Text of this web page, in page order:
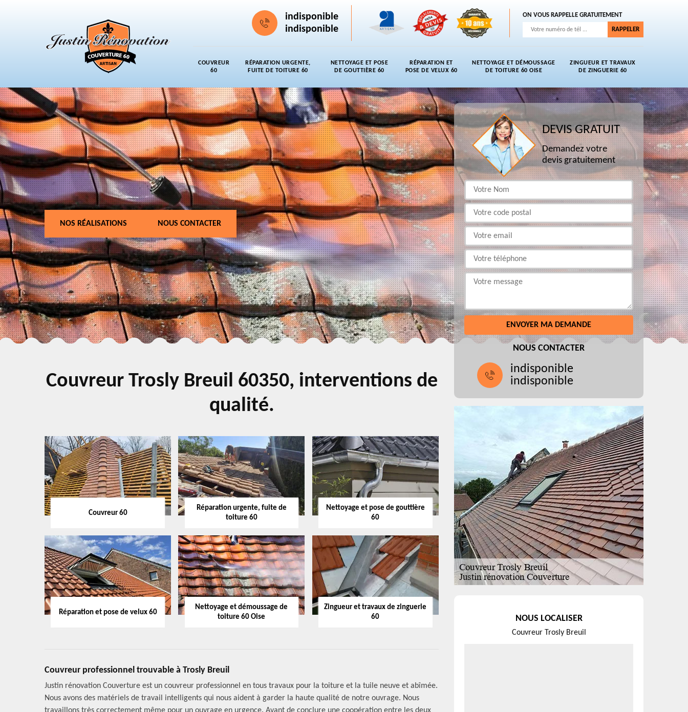
indisponible
indisponible
ON VOUS RAPPELLE GRATUITEMENT
COUVREUR
60
RÉPARATION URGENTE,
FUITE DE TOITURE 60
NETTOYAGE ET POSE
DE GOUTTIÈRE 60
RÉPARATION ET
POSE DE VELUX 60
NETTOYAGE ET DÉMOUSSAGE
DE TOITURE 60 OISE
ZINGUEUR ET TRAVAUX
DE ZINGUERIE 60
NOS RÉALISATIONS NOUS CONTACTER
Couvreur Trosly Breuil 60350, interventions de
qualité.
Couvreur 60
Réparation urgente, fuite de
toiture 60
Nettoyage et pose de gouttière
60
Réparation et pose de velux 60
Nettoyage et démoussage de
toiture 60 Oise
Zingueur et travaux de zinguerie
60
Couvreur professionnel trouvable à Trosly Breuil
Justin rénovation Couverture est un couvreur professionnel en tous travaux pour la toiture et la tuile neuve et abîmée.
Nous avons des matériels de travail intelligents qui nous aident à garder la haute qualité de notre ouvrage. Nous
DEVIS GRATUIT
Demandez votre
devis gratuitement
NOUS CONTACTER
indisponible
indisponible
NOUS LOCALISER
Couvreur Trosly Breuil